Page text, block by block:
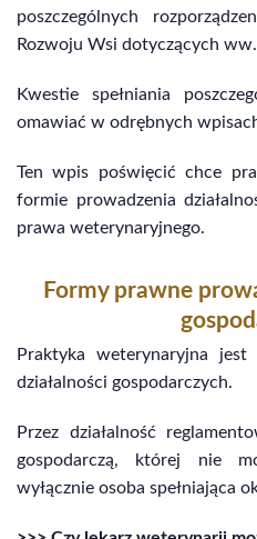
poszczególnych
Rozwoju Wsi dotyczących
Kwestie spełniania
omawiać w odrębnych
Ten wpis poświęcić chce
formie prowadzenia
prawa weterynaryjnego.
Formy prawne
Praktyka weterynaryjna
działalności gospodarczych.
Przez działalność
gospodarczą, której nie
wyłącznie osoba spełniająca